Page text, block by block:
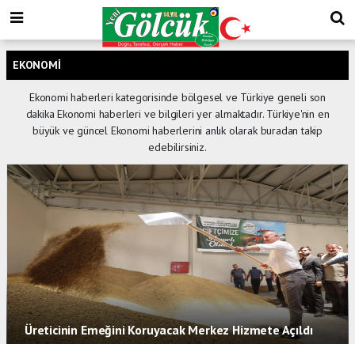
EKONOMI
Ekonomi haberleri kategorisinde bölgesel ve Türkiye geneli son
dakika Ekonomi haberleri ve bilgileri yer almaktadır. Türkiye'nin en
büyük ve güncel Ekonomi haberlerini anlık olarak buradan takip
edebilirsiniz.
Üreticinin Emeğini Koruyacak Merkez Hizmete Açıldı